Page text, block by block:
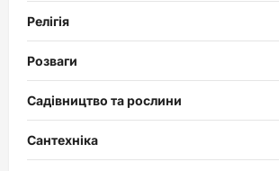
Релігія
Розваги
Садівництво та рослини
Сантехніка